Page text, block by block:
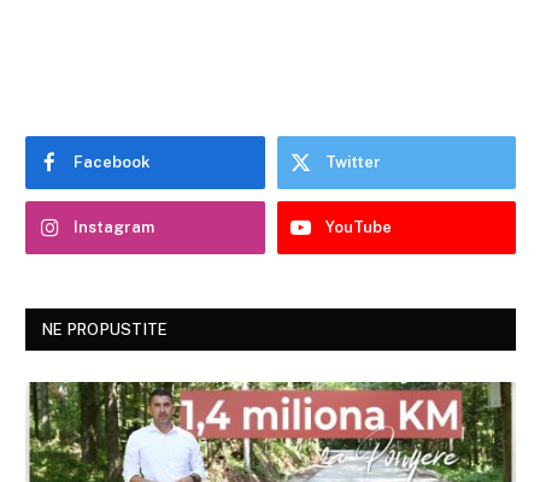
Facebook Twitter
Instagram YouTube
NE PROPUSTITE